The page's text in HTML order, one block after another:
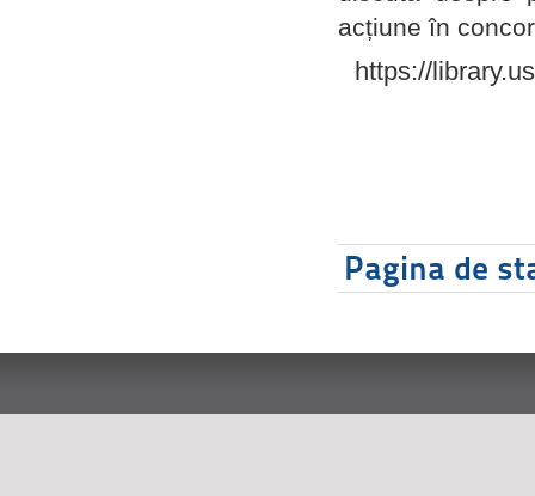
acțiune în
https://
Pagina de